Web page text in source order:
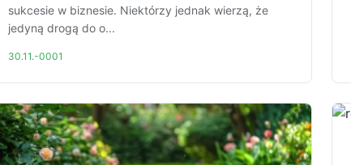
sukcesie w biznesie. Niektórzy jednak wierzą, że
jedyną drogą do o...
30.11.-0001